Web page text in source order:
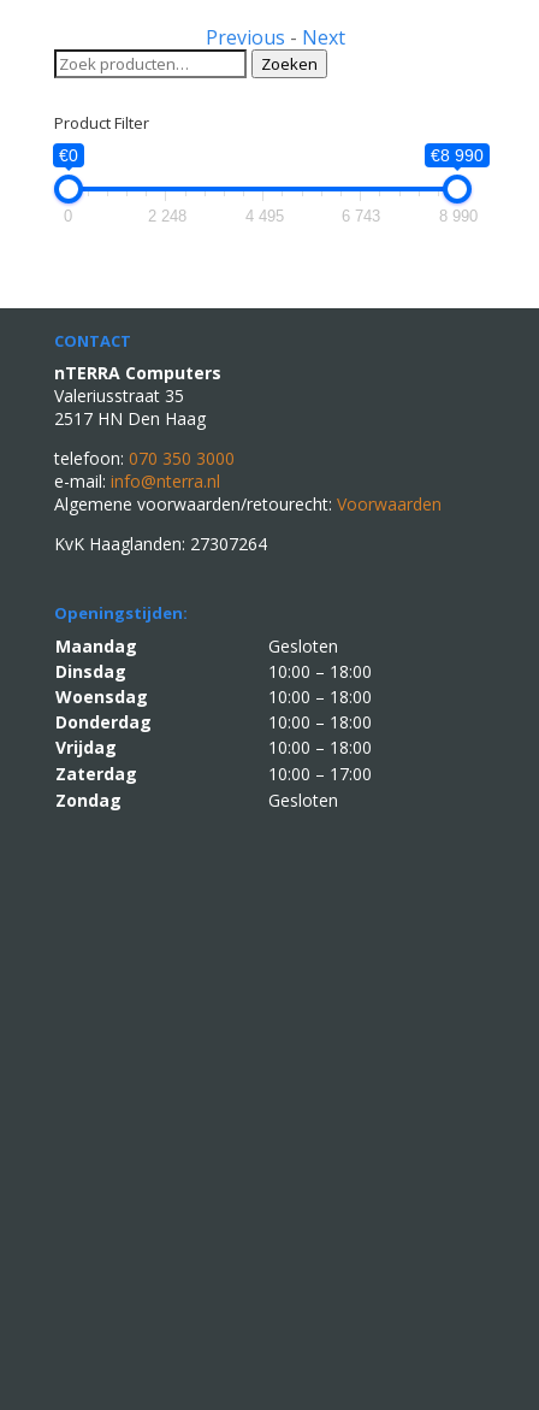
Previous - Next
Zoeken
naar:
Zoeken
Product Filter
€0 €8 990
0 2 248 4 495 6 743 8 990
CONTACT
nTERRA Computers
Valeriusstraat 35
2517 HN Den Haag
telefoon: 070 350 3000
e-mail: info@nterra.nl
Algemene voorwaarden/retourecht: Voorwaarden
KvK Haaglanden: 27307264
Openingstijden:
Maandag
Gesloten
Dinsdag
10:00 – 18:00
Woensdag
10:00 – 18:00
Donderdag
10:00 – 18:00
Vrijdag
10:00 – 18:00
Zaterdag
10:00 – 17:00
Zondag
Gesloten